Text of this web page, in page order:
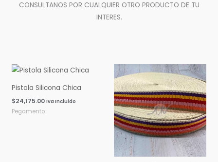
CONSULTANOS POR CUALQUIER OTRO PRODUCTO DE TU
INTERES.
Pistola Silicona Chica
$24,175.00 Iva Incluido
Pegamento